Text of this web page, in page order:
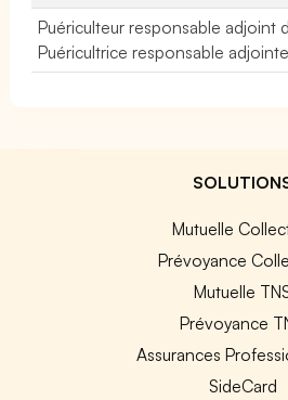
Puériculteur responsable adjoint
Puéricultrice responsable
Mutuelle
Prévoyance
Mutuelle
Prévoyance
Assurances
SideCard